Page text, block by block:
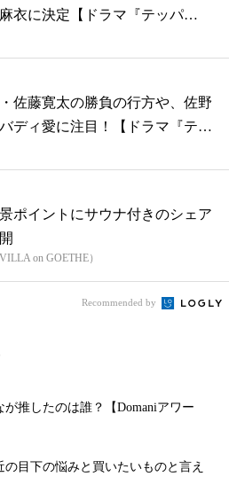
衣に決定【ドラマ『テッパ
佐藤寛太の勝負の行方や、佐野
ディ愛に注目！【ドラマ『テッ
ポイントにサウナ付きのシェア
on GOETHE）
Recommended by
が推したのは誰？【Domaniアワー
の目下の悩みと買いたいものと言え